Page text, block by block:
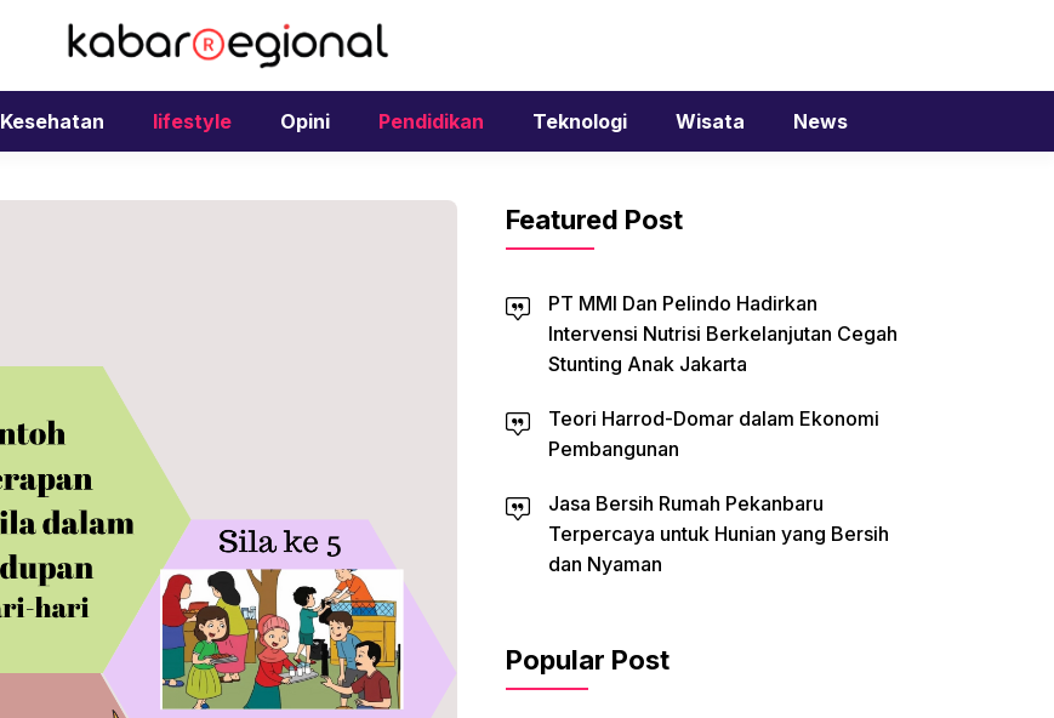
Kesehatan lifestyle Opini Pendidikan Teknologi Wisata News
Featured Post
PT MMI Dan Pelindo Hadirkan
Intervensi Nutrisi Berkelanjutan Cegah
Stunting Anak Jakarta
Teori Harrod-Domar dalam Ekonomi
Pembangunan
Jasa Bersih Rumah Pekanbaru
Terpercaya untuk Hunian yang Bersih
dan Nyaman
Popular Post